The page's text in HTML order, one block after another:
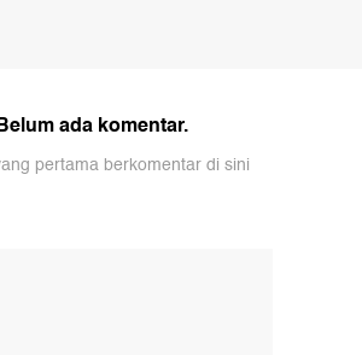
ada komentar.
pertama berkomentar di sini